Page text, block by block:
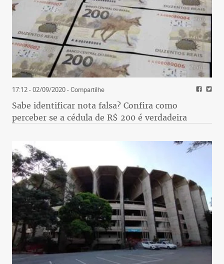
17:12 - 02/09/2020- Compartilhe
Sabe identificar nota falsa? Confira como
perceber se a cédula de R$ 200 é verdadeira